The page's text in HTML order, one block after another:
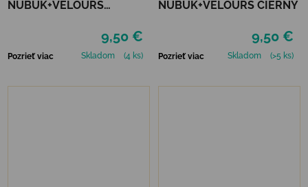
NUBUK+VELOURS
9,50 €
Pozrieť viac Skladom (4 ks)
NUBUK+VELOURS ČIERNY
9,50 €
Pozrieť viac Skladom (>5 ks)